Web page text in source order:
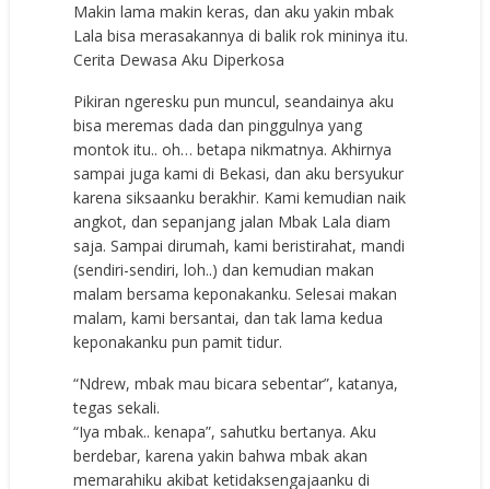
Makin lama makin keras, dan aku yakin mbak
Lala bisa merasakannya di balik rok mininya itu.
Cerita Dewasa Aku Diperkosa
Pikiran ngeresku pun muncul, seandainya aku
bisa meremas dada dan pinggulnya yang
montok itu.. oh… betapa nikmatnya. Akhirnya
sampai juga kami di Bekasi, dan aku bersyukur
karena siksaanku berakhir. Kami kemudian naik
angkot, dan sepanjang jalan Mbak Lala diam
saja. Sampai dirumah, kami beristirahat, mandi
(sendiri-sendiri, loh..) dan kemudian makan
malam bersama keponakanku. Selesai makan
malam, kami bersantai, dan tak lama kedua
keponakanku pun pamit tidur.
“Ndrew, mbak mau bicara sebentar”, katanya,
tegas sekali.
“Iya mbak.. kenapa”, sahutku bertanya. Aku
berdebar, karena yakin bahwa mbak akan
memarahiku akibat ketidaksengajaanku di